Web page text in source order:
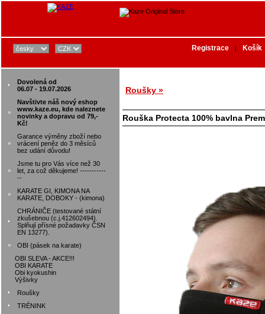
•
Dovolená od
06.07 - 19.07.2026
»
Navštivte náš nový eshop
www.kaze.eu, kde naleznete
novinky a dopravu od 79,-
Kč!
»
Garance výměny zboží nebo
vrácení peněz do 3 měsíců
bez udání důvodu!
»
Jsme tu pro Vás více než 30
let, za což děkujeme! -----------
--
»
KARATE GI, KIMONA NA
KARATE, DOBOKY - (kimona)
•
CHRÁNIČE (testované státní
zkušebnou (c.j.412602494).
Splňují přísné požadavky ČSN
EN 13277).
»
OBI (pásek na karate)
OBI SLEVA - AKCE!!!
OBI KARATE
Obi kyokushin
Výšivky
• Roušky
• TRÉNINK
Registrace | Košík
Roušky »
Rouška Protecta 100% bavlna